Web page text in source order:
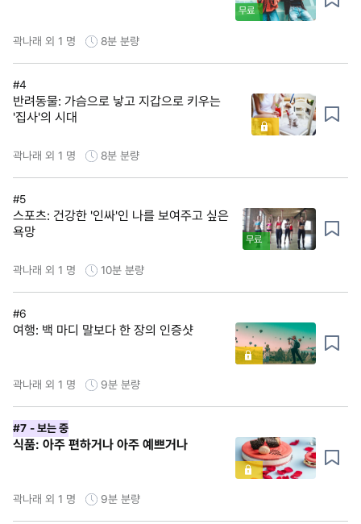
무료
곽나래 외 1 명 8분 분량
#4
반려동물: 가슴으로 낳고 지갑으로 키우는
'집사'의 시대
곽나래 외 1 명 8분 분량
#5
스포츠: 건강한 '인싸'인 나를 보여주고 싶은
욕망
무료
곽나래 외 1 명 10분 분량
#6
여행: 백 마디 말보다 한 장의 인증샷
곽나래 외 1 명 9분 분량
#7 - 보는 중
식품: 아주 편하거나 아주 예쁘거나
곽나래 외 1 명 9분 분량